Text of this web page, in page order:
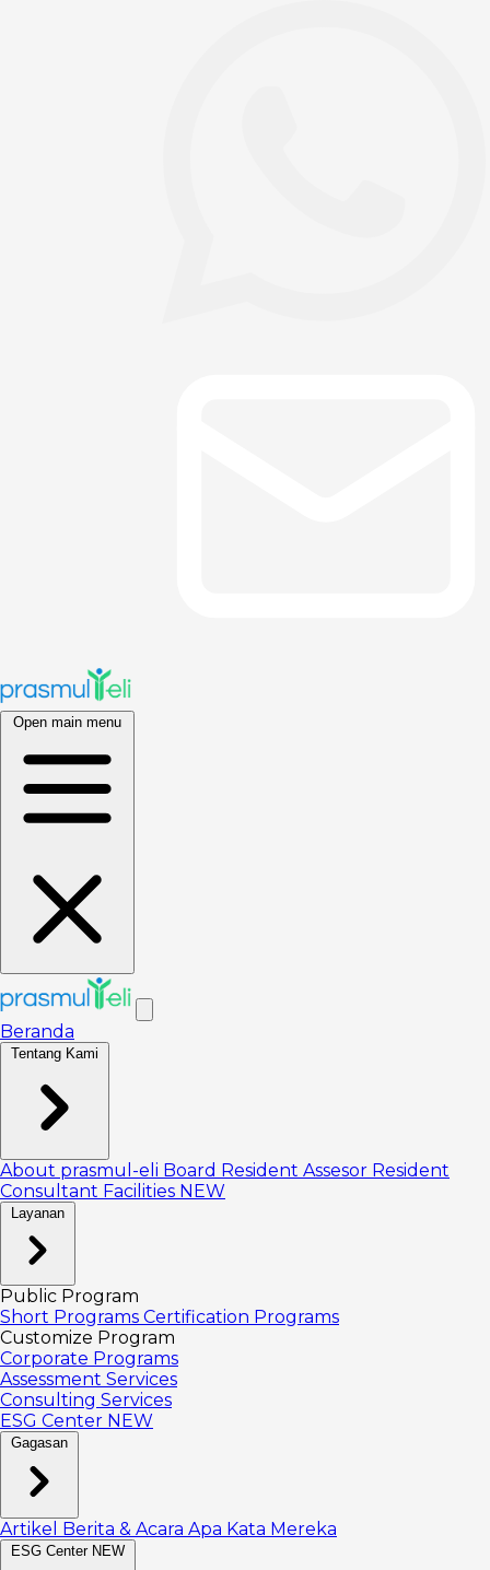
Open main menu
Beranda
Tentang Kami
About prasmul-eli Board Resident Assesor Resident
Consultant Facilities NEW
Layanan
Public Program
Short Programs Certification Programs
Customize Program
Corporate Programs
Assessment Services
Consulting Services
ESG Center NEW
Gagasan
Artikel Berita & Acara Apa Kata Mereka
ESG Center NEW